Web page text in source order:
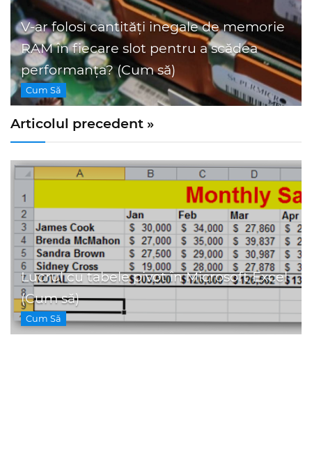
V-ar folosi cantități inegale de memorie
RAM în fiecare slot pentru a scădea
performanța? (Cum să)
Cum Să
Articolul precedent »
Lucrul cu tabele pivot în Microsoft Excel
(Cum să)
Cum Să